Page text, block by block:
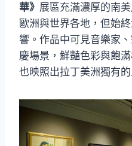
華》 展區充滿濃厚的南
歐洲與世界各地，但始
響。作品中可見音樂家
慶場景，鮮豔色彩與飽
也映照出拉丁美洲獨有的